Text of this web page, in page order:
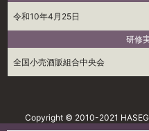
令和10年4月25日
研修
全国小売酒販組合中央会
Copyright © 2010-2021